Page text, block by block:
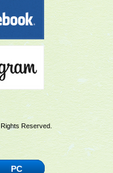
Reserved.
PC